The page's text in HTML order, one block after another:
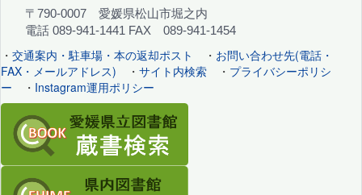
〒790-0007 愛媛県松山市堀之内
電話 089-941-1441 FAX 089-941-1454
・ 交通案内・駐車場・本の返却ポスト ・ お問い合わせ先(電話・
FAX・メールアドレス) ・ サイト内検索 ・ プライバシーポリシ
ー ・ Instagram運用ポリシー